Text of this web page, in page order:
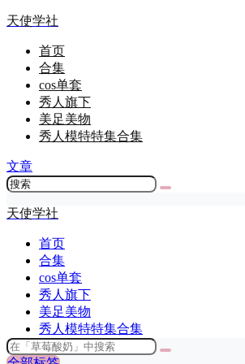
天使学社
首页
合集
cos单套
秀人旗下
美足美物
秀人模特特集合集
文章
天使学社
首页
合集
cos单套
秀人旗下
美足美物
秀人模特特集合集